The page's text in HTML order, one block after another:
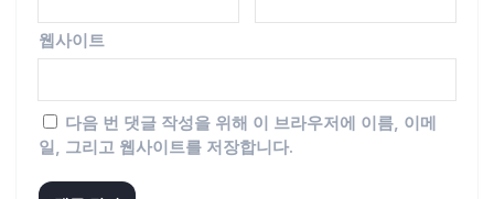
웹사이트
다음 번 댓글 작성을 위해 이 브라우저에 이름, 이메
일, 그리고 웹사이트를 저장합니다.